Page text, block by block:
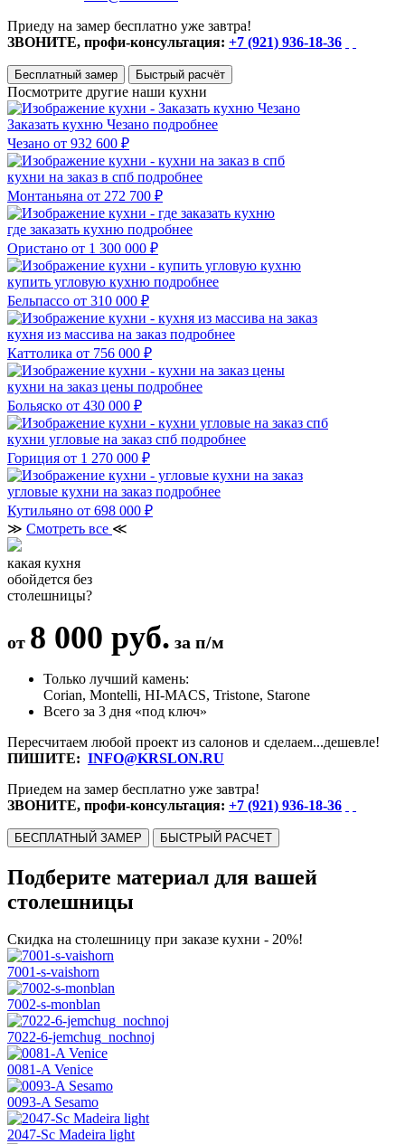
Приеду на замер бесплатно уже завтра!
ЗВОНИТЕ, профи-консультация: +7 (921) 936-18-36
Бесплатный замер Быстрый расчёт
Посмотрите другие наши кухни
Заказать кухню Чезано подробнее
Чезано от 932 600 ₽
кухни на заказ в спб подробнее
Монтаньяна от 272 700 ₽
где заказать кухню подробнее
Ористано от 1 300 000 ₽
купить угловую кухню подробнее
Бельпассо от 310 000 ₽
кухня из массива на заказ подробнее
Каттолика от 756 000 ₽
кухни на заказ цены подробнее
Больяско от 430 000 ₽
кухни угловые на заказ спб подробнее
Гориция от 1 270 000 ₽
угловые кухни на заказ подробнее
Кутильяно от 698 000 ₽
≫ Смотреть все ≪
какая кухня
обойдется без
столешницы?
от 8 000 руб. за п/м
Только лучший камень:
Corian, Montelli, HI-MACS, Tristone, Starone
Всего за 3 дня «под ключ»
Пересчитаем любой проект из салонов и сделаем...дешевле!
ПИШИТЕ: INFO@KRSLON.RU
Приедем на замер бесплатно уже завтра!
ЗВОНИТЕ, профи-консультация: +7 (921) 936-18-36
БЕСПЛАТНЫЙ ЗАМЕР БЫСТРЫЙ РАСЧЕТ
Подберите материал для вашей
столешницы
Скидка на столешницу при заказе кухни - 20%!
7001-s-vaishorn
7002-s-monblan
7022-6-jemchug_nochnoj
0081-A Venice
0093-A Sesamo
2047-Sc Madeira light